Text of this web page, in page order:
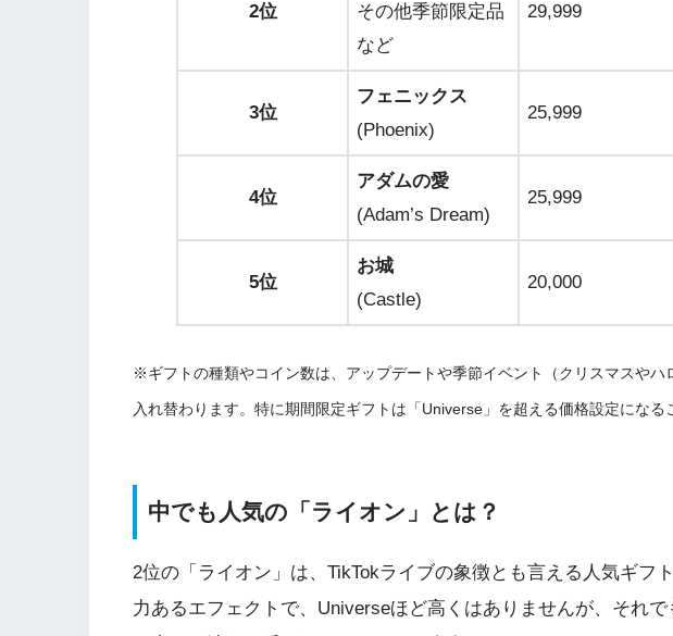
2位
その他季節限定品
など
29,999
3位
フェニックス
(Phoenix)
25,999
4位
アダムの愛
(Adam’s Dream)
25,999
5位
お城
(Castle)
20,000
※ギフトの種類やコイン数は、アップデートや季節イベント（クリスマスやハ
入れ替わります。特に期間限定ギフトは「Universe」を超える価格設定になる
中でも人気の「ライオン」とは？
2位の「ライオン」は、TikTokライブの象徴とも言える人気ギフ
力あるエフェクトで、Universeほど高くはありませんが、それ